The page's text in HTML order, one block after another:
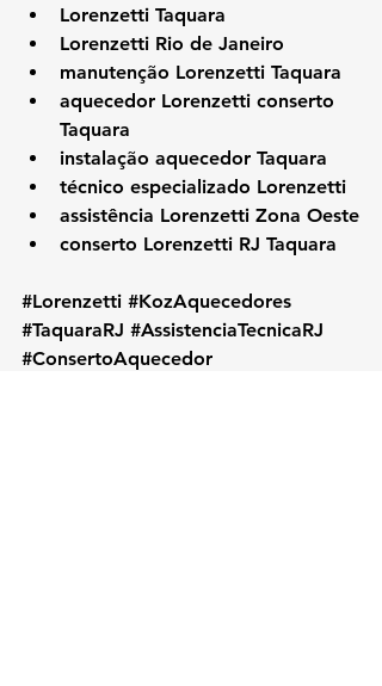
Lorenzetti Taquara
Lorenzetti Rio de Janeiro
manutenção Lorenzetti Taquara
aquecedor Lorenzetti conserto
Taquara
instalação aquecedor Taquara
técnico especializado Lorenzetti
assistência Lorenzetti Zona Oeste
conserto Lorenzetti RJ Taquara
#Lorenzetti #KozAquecedores
#TaquaraRJ #AssistenciaTecnicaRJ
#ConsertoAquecedor